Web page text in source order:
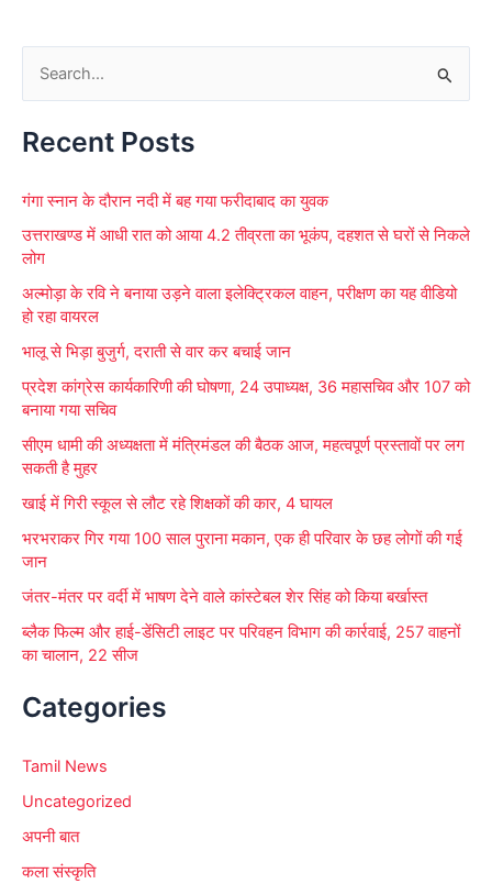
a
c
h
f
o
Recent Posts
गंगा स्नान के दौरान नदी में बह गया फरीदाबाद का युवक
उत्तराखण्ड में आधी रात को आया 4.2 तीव्रता का भूकंप, दहशत से घरों से निकले
लोग
अल्मोड़ा के रवि ने बनाया उड़ने वाला इलेक्ट्रिकल वाहन, परीक्षण का यह वीडियो
हो रहा वायरल
भालू से भिड़ा बुजुर्ग, दराती से वार कर बचाई जान
प्रदेश कांग्रेस कार्यकारिणी की घोषणा, 24 उपाध्यक्ष, 36 महासचिव और 107 को
बनाया गया सचिव
सीएम धामी की अध्यक्षता में मंत्रिमंडल की बैठक आज, महत्वपूर्ण प्रस्तावों पर लग
सकती है मुहर
खाई में गिरी स्कूल से लौट रहे शिक्षकों की कार, 4 घायल
भरभराकर गिर गया 100 साल पुराना मकान, एक ही परिवार के छह लोगों की गई
जान
जंतर-मंतर पर वर्दी में भाषण देने वाले कांस्टेबल शेर सिंह को किया बर्खास्त
ब्लैक फिल्म और हाई-डेंसिटी लाइट पर परिवहन विभाग की कार्रवाई, 257 वाहनों
का चालान, 22 सीज
Categories
Tamil News
Uncategorized
अपनी बात
कला संस्कृति